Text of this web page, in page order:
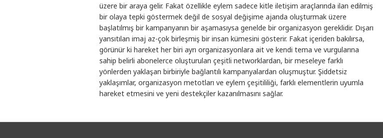
üzere bir araya gelir. Fakat özellikle eylem sadece kitle iletişim araçlarında ilan edilmiş
bir olaya tepki göstermek değil de sosyal değişime ajanda oluşturmak üzere
başlatılmış bir kampanyanın bir aşamasıysa genelde bir organizasyon gereklidir. Dışarı
yansıtılan imaj az-çok birleşmiş bir insan kümesini gösterir. Fakat içeriden bakılırsa,
görünür ki hareket her biri ayrı organizasyonlara ait ve kendi tema ve vurgularına
sahip belirli abonelerce oluşturulan çeşitli networklardan, bir meseleye farklı
yönlerden yaklaşan birbiriyle bağlantılı kampanyalardan oluşmuştur. Şiddetsiz
yaklaşımlar, organizasyon metotları ve eylem çeşitililiği, farklı elementlerin uyumla
hareket etmesini ve yeni destekçiler kazanılmasını sağlar.